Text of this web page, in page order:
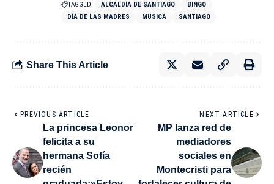
TAGGED: ALCALDÍA DE SANTIAGO
BINGO
DÍA DE LAS MADRES
MUSICA SANTIAGO
Share This Article
PREVIOUS ARTICLE
La princesa Leonor
felicita a su
hermana Sofía
recién
NEXT ARTICLE
MP lanza red de
mediadores
sociales en
Montecristi para